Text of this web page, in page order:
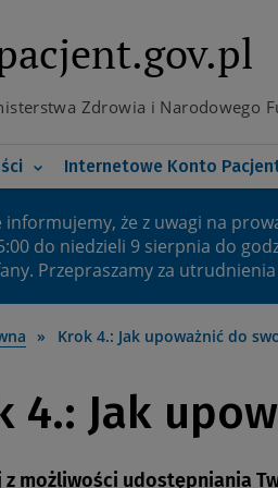
Zdrowia i Narodowego
na IKP
Internetowe Konto
Poznaj e-receptę
informujemy, że z uwagi na
do niedzieli 9 sierpnia do
Przepraszamy za utrudnienia
Krok 4.: Jak upoważnić do
4.: Jak
z możliwości udostępniania